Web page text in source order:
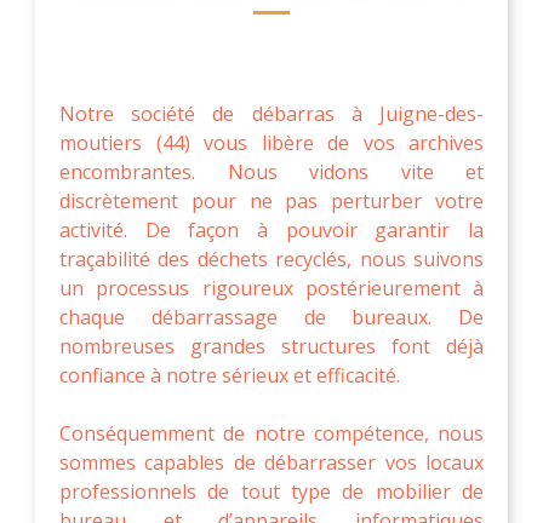
Notre société de débarras à Juigne-des-
moutiers (44) vous libère de vos archives
encombrantes. Nous vidons vite et
discrètement pour ne pas perturber votre
activité. De façon à pouvoir garantir la
traçabilité des déchets recyclés, nous suivons
un processus rigoureux postérieurement à
chaque débarrassage de bureaux. De
nombreuses grandes structures font déjà
confiance à notre sérieux et efficacité.
Conséquemment de notre compétence, nous
sommes capables de débarrasser vos locaux
professionnels de tout type de mobilier de